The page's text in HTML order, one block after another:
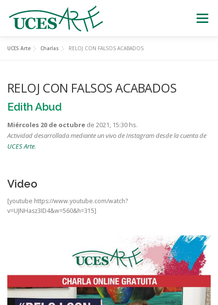
Menu
MÚSICA ESTATUAS VIVIENTES
OTRAS ACTIVIDADES
UCES Arte Charlas RELOJ CON FALSOS ACABADOS
RELOJ CON FALSOS ACABADOS
Edith Abud
Miércoles 20 de octubre de 2021, 15:30 hs.
Actividad desarrolladamediante un vivo de Instagram desde la cuenta de
UCES Arte.
Video
[youtube https://www.youtube.com/watch?
v=UJNHasz3ID4&w=560&h=315]